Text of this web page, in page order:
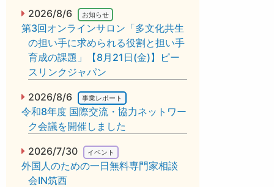
2026/8/6 お知らせ
第3回オンラインサロン「多文化共生
の担い手に求められる役割と担い手
育成の課題」【8月21日(金)】ピー
スリンクジャパン
2026/8/6 事業レポート
令和8年度 国際交流・協力ネットワー
ク会議を開催しました
2026/7/30 イベント
外国人のための一日無料専門家相談
会IN筑西